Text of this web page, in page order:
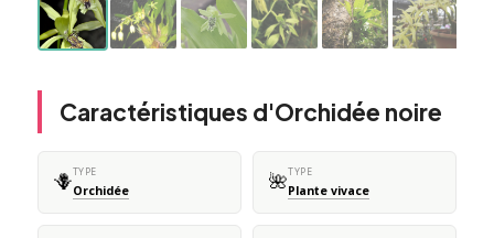
Caractéristiques d'Orchidée noire
🪻TYPE
Orchidée 🌺TYPE
Plante vivace